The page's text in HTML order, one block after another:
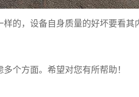
，设备自身质量的好坏要看其
个方面。希望对您有所帮助！